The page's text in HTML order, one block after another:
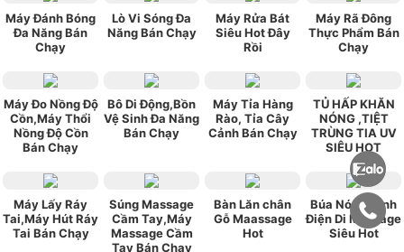
Máy Đánh Bóng
Đa Năng Bán
Chạy
Lò Vi Sóng Đa
Năng Bán Chạy
Máy Rửa Bát
Siêu Hot Đây
Rồi
Máy Rã Đông
Thực Phẩm Bán
Chạy
Máy Đo Nồng Độ
Cồn,Máy Thổi
Nồng Độ Cồn
Bán Chạy
Bô Di Động,Bồn
Vệ Sinh Đa Năng
Bán Chạy
Máy Tỉa Hàng
Rào, Tỉa Cây
Cảnh Bán Chạy
TỦ HẤP KHĂN
NÓNG ,TIỆT
TRÙNG TIA UV
SIÊU HOT
Máy Lấy Ráy
Tai,Máy Hút Ráy
Tai Bán Chạy
Súng Massage
Cầm Tay,Máy
Massage Cầm
Tay Bán Chạy
Bàn Lăn chân
Gỗ Maassage
Hot
Búa Nóng Lạnh
Điện Di Massage
Siêu Hot